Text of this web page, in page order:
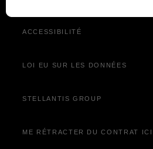
ACCESSIBILITÉ
LOI EU SUR LES DONNÉES
STELLANTIS GROUP
ME RÉTRACTER DU CONTRAT ICI